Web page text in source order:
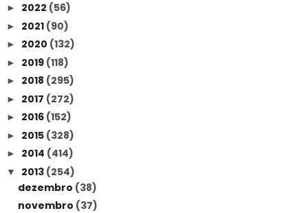
► 2022 (56)
► 2021 (90)
► 2020 (132)
► 2019 (118)
► 2018 (295)
► 2017 (272)
► 2016 (152)
► 2015 (328)
► 2014 (414)
▼ 2013 (254)
dezembro (38)
novembro (37)